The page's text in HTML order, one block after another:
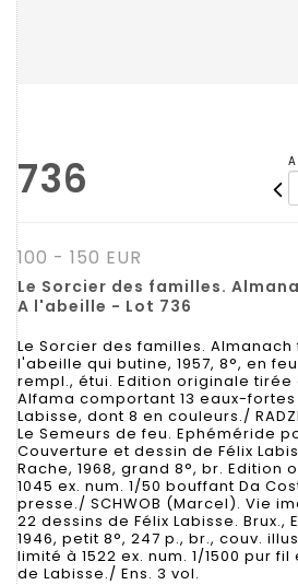
736
100 - 150 EUR
Le Sorcier des familles.
A l'abeille - Lot 736
Le Sorcier des familles. Almanach
l'abeille qui butine, 1957, 8°, en
rempl., étui. Edition originale tirée
Alfama comportant 13 eaux-
Labisse, dont 8 en couleurs./
Le Semeurs de feu. Ephéméride
Couverture et dessin de Félix
Rache, 1968, grand 8°, br. Edition
1045 ex. num. 1/50 bouffant Da
presse./ SCHWOB (Marcel). Vie
22 dessins de Félix Labisse. Brux.,
1946, petit 8°, 247 p., br., couv.
limité à 1522 ex. num. 1/1500 pur
de Labisse./ Ens. 3 vol.